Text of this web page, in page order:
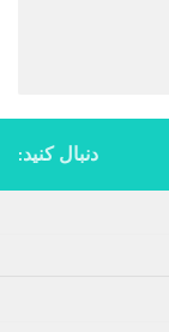
دنبال کنید: